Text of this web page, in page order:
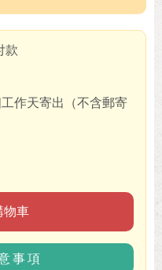
款
作天寄出（不含郵寄
物車
事項